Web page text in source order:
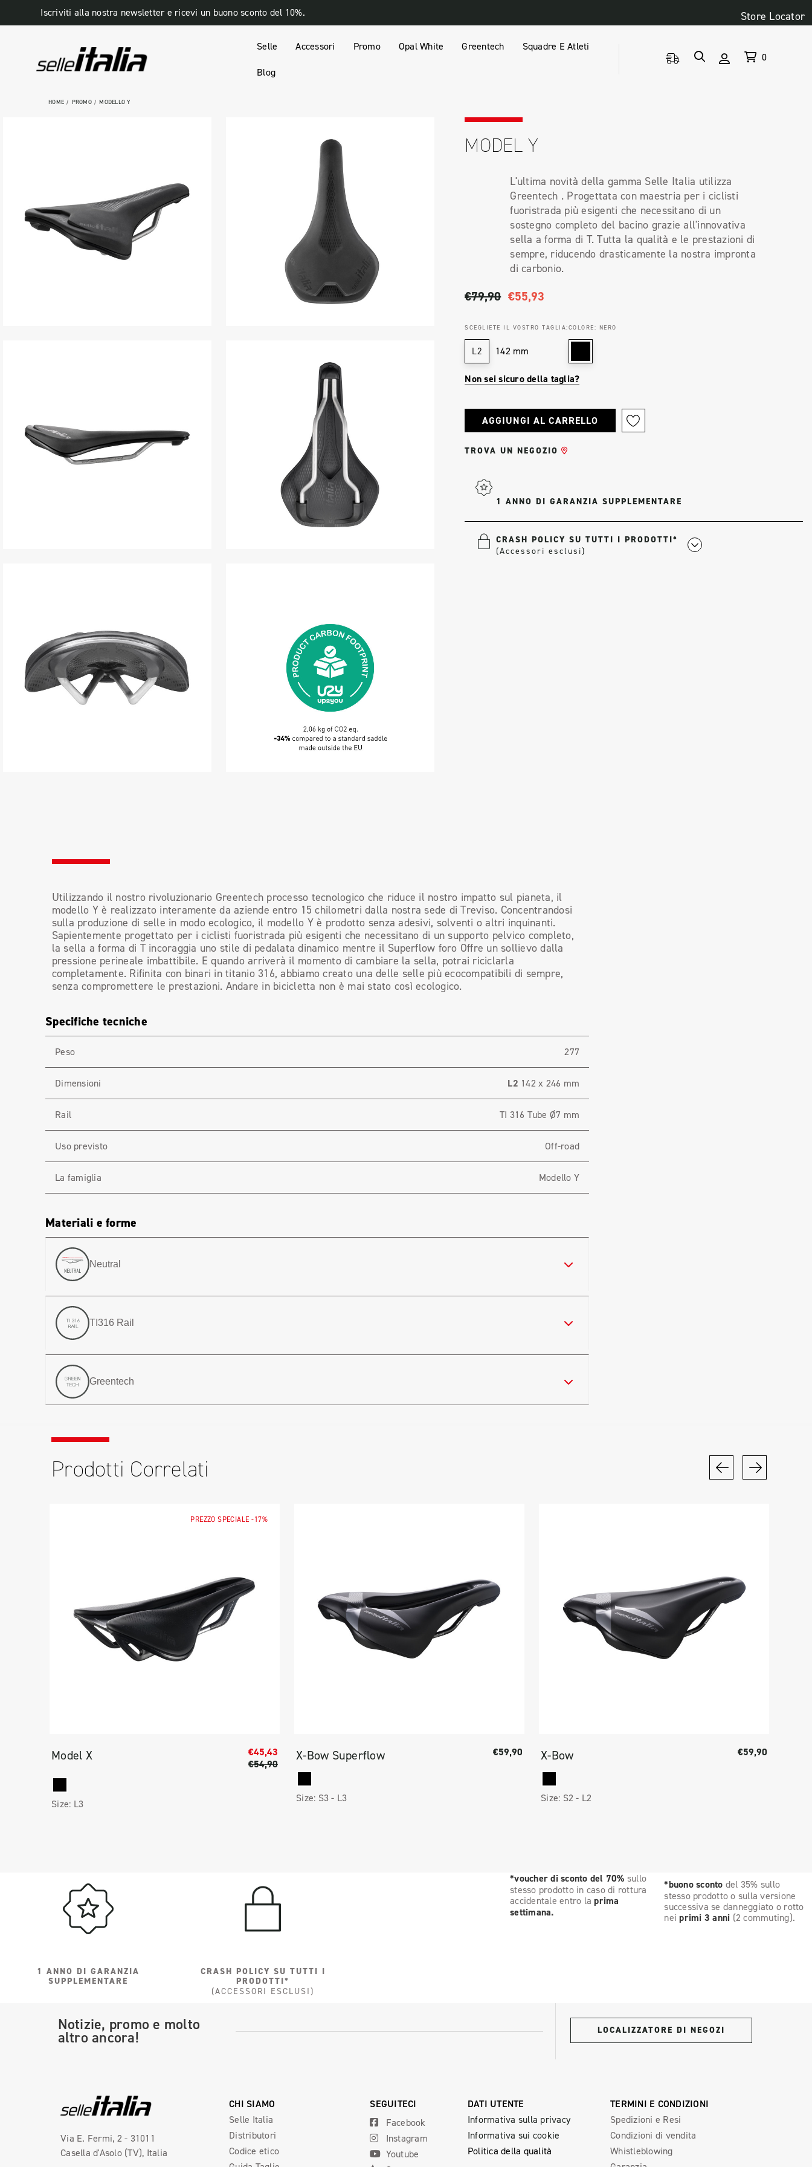
Iscriviti alla nostra newsletter e ricevi un buono sconto del 10%. Store Locator
Selle Accessori Promo Opal White Greentech Squadre E Atleti
Blog
0
HOME PROMO MODELLO Y
MODEL Y
L'ultima novità della gamma Selle Italia utilizza
Greentech . Progettata con maestria per i ciclisti
fuoristrada più esigenti che necessitano di un
sostegno completo del bacino grazie all'innovativa
sella a forma di T. Tutta la qualità e le prestazioni di
sempre, riducendo drasticamente la nostra impronta
di carbonio.
€79,90 €55,93
SCEGLIETE IL VOSTRO TAGLIA:
L2 142 mm
COLORE: NERO
Non sei sicuro della taglia?
Stock
attuale:
TROVA UN NEGOZIO
1 ANNO DI GARANZIA SUPPLEMENTARE
CRASH POLICY SU TUTTI I PRODOTTI*
(Accessori esclusi)
Utilizzando il nostro rivoluzionario Greentech processo tecnologico che riduce il nostro impatto sul pianeta, il
modello Y è realizzato interamente da aziende entro 15 chilometri dalla nostra sede di Treviso. Concentrandosi
sulla produzione di selle in modo ecologico, il modello Y è prodotto senza adesivi, solventi o altri inquinanti.
Sapientemente progettato per i ciclisti fuoristrada più esigenti che necessitano di un supporto pelvico completo,
la sella a forma di T incoraggia uno stile di pedalata dinamico mentre il Superflow foro Offre un sollievo dalla
pressione perineale imbattibile. E quando arriverà il momento di cambiare la sella, potrai riciclarla
completamente. Rifinita con binari in titanio 316, abbiamo creato una delle selle più ecocompatibili di sempre,
senza compromettere le prestazioni. Andare in bicicletta non è mai stato così ecologico.
Specifiche tecniche
Peso 277
Dimensioni L2 142 x 246 mm
Rail TI 316 Tube Ø7 mm
Uso previsto Off-road
La famiglia Modello Y
Materiali e forme
Neutral
TI316 Rail
Greentech
Prodotti Correlati
PREZZO SPECIALE -17%
Model X
€54,90
€45,43
Size: L3
X-Bow Superflow €59,90
Size: S3 - L3
X-Bow €59,90
Size: S2 - L2
1 ANNO DI GARANZIA
SUPPLEMENTARE
CRASH POLICY SU TUTTI I
PRODOTTI*
(ACCESSORI ESCLUSI)
*voucher di sconto del 70% sullo
stesso prodotto in caso di rottura
accidentale entro laprima
settimana.
*buono sconto del 35% sullo
stesso prodotto o sulla versione
successiva se danneggiato o rotto
neiprimi 3 anni (2 commuting).
Notizie, promo e molto
altro ancora! LOCALIZZATORE DI NEGOZI
Via E. Fermi, 2 - 31011
Casella d'Asolo (TV), Italia
SEGUITECI
Facebook
Instagram
Youtube
CHI SIAMO
Selle Italia
Distributori
Codice etico
DATI UTENTE
Informativa sulla privacy
Informativa sui cookie
Politica della qualità
TERMINI E CONDIZIONI
Spedizioni e Resi
Condizioni di vendita
Whistleblowing